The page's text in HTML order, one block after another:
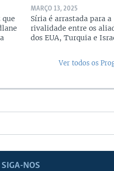
MARÇO 13, 2025
Síria é arrastada para a
rivalidade entre os
dos EUA, Turquia e
Ver todos os
SIGA-NOS